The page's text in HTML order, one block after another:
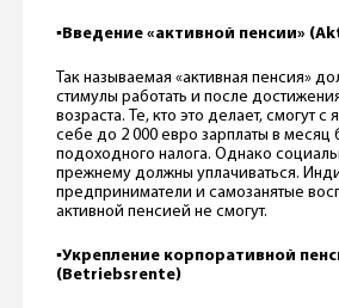
▪️Введение «активной пенсии»
Так называемая «активная пенсия»
стимулы работать и после
возраста. Те, кто это делает, смогут с
себе до 2 000 евро зарплаты в месяц
подоходного налога. Однако
прежнему должны уплачиваться.
предприниматели и самозанятые
активной пенсией не смогут.
▪️Укрепление корпоративной
(Betriebsrente)